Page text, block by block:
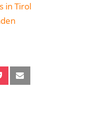
in Tirol